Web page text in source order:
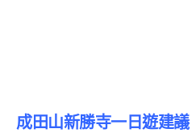
成田山新勝寺一日遊建議